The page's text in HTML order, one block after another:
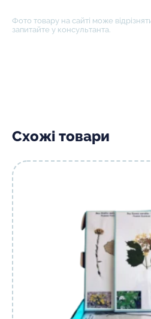
Фото товару на сайті може
запитайте у консультанта.
Схожі товари